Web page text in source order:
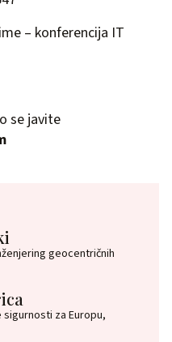
– konferencija IT
se javite
geocentričnih
za Europu,